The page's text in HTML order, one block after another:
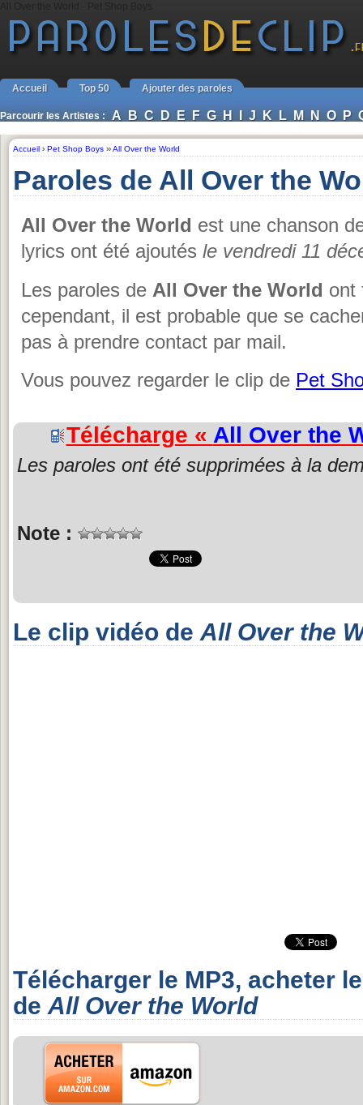
Accueil Top 50 Ajouter des paroles
Parcourir les Artistes : A B C D E F G H I J K L M N O P
Accueil › Pet Shop Boys ››All Over the World
Paroles de All Over the
All Over the World est une chanson
lyrics ont été ajoutés le vendredi 11
Les paroles de All Over the World ont
cependant, il est probable que se
pas à prendre contact par mail.
Vous pouvez regarder le clip de Pet
Télécharge « All Over the
Les paroles ont été supprimées à la
Note :
Le clip vidéo de All Over the
Télécharger le MP3, acheter
de All Over the World